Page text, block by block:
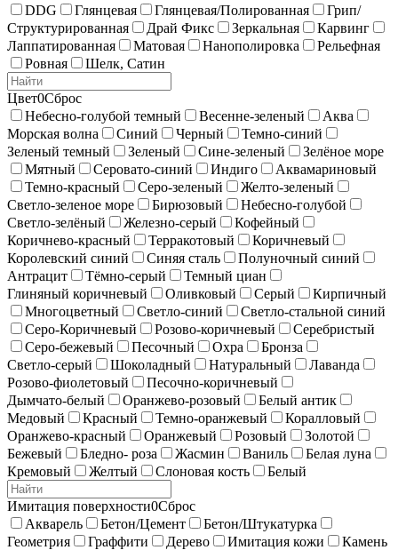
DDG
Глянцевая Глянцевая/Полированная
Грип/
Структурированная
Драй Фикс Зеркальная
Карвинг
Лаппатированная
Матовая Нанополировка
Рельефная
Ровная
Шелк, Сатин
Цвет0Сброс
Небесно-голубой темный
Весенне-зеленый
Аква
Морская волна
Синий Черный
Темно-синий
Зеленый темный
Зеленый Сине-зеленый
Зелёное море
Мятный
Серовато-синий Индиго
Аквамариновый
Темно-красный
Серо-зеленый
Желто-зеленый
Светло-зеленое море
Бирюзовый
Небесно-голубой
Светло-зелёный
Железно-серый
Кофейный
Коричнево-красный
Терракотовый
Коричневый
Королевский синий
Синяя сталь
Полуночный синий
Антрацит
Тёмно-серый
Темный циан
Глиняный коричневый
Оливковый Серый
Кирпичный
Многоцветный
Светло-синий
Светло-стальной синий
Серо-Коричневый
Розово-коричневый
Серебристый
Серо-бежевый
Песочный Охра
Бронза
Светло-серый
Шоколадный Натуральный
Лаванда
Розово-фиолетовый
Песочно-коричневый
Дымчато-белый
Оранжево-розовый
Белый антик
Медовый
Красный Темно-оранжевый
Коралловый
Оранжево-красный
Оранжевый Розовый
Золотой
Бежевый
Бледно- роза Жасмин Ваниль
Белая луна
Кремовый
Желтый Слоновая кость Белый
Имитация поверхности0Сброс
Акварель
Бетон/Цемент
Бетон/Штукатурка
Геометрия
Граффити Дерево Имитация кожи
Камень